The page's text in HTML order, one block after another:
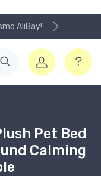
AliBay!
Pet Bed
Calming